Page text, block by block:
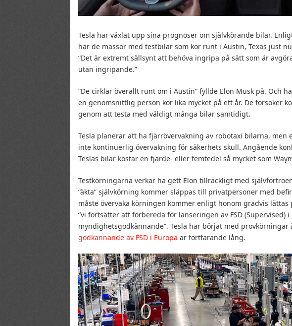
Tesla har växlat upp sina prognoser om självkörande bilar.
har de massor med testbilar som kör runt i Austin, Texas just
“Det är extremt sällsynt att behöva ingripa på sätt som är
utan ingripande.”
“De cirklar överallt runt om i Austin” fyllde Elon Musk på. Och
en genomsnittlig person kör lika mycket på ett år. De försöker
genom att testa med väldigt många bilar samtidigt.
Tesla planerar att ha fjärrövervakning av robotaxi bilarna,
inte kontinuerlig övervakning för säkerhets skull. Angående
Teslas bilar kostar en fjärde- eller femtedel så mycket som
Testkörningarna verkar ha gett Elon tillräckligt med
“äkta” självkörning kommer släppas till privatpersoner med
måste övervaka körningen kommer enligt honom gradvis
“vi fortsätter att förbereda för lanseringen av FSD (Supervised)
myndighetsgodkännande”. Tesla har börjat med provkörningar
godkännande av FSD i Europa är fortfarande lång.